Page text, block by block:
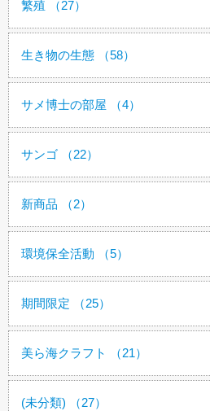
繁殖 （27）
生き物の生態 （58）
サメ博士の部屋 （4）
サンゴ （22）
新商品 （2）
環境保全活動 （5）
期間限定 （25）
美ら海クラフト （21）
(未分類) （27）